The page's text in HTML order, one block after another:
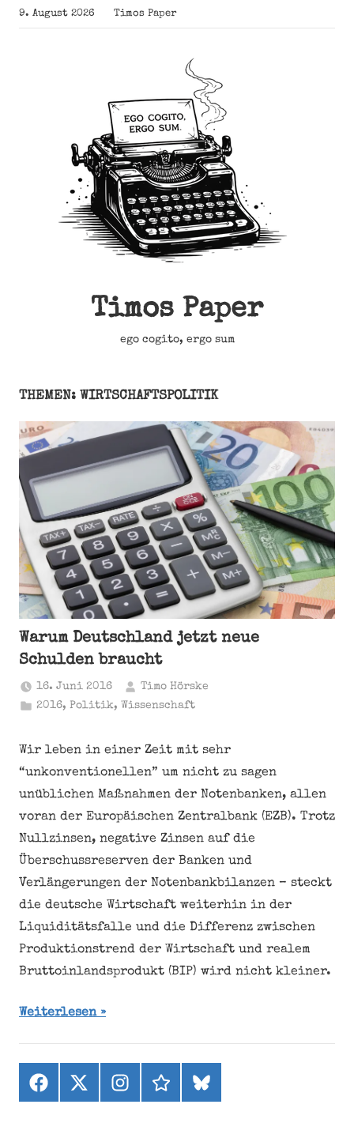
Zum
Inhalt
9. August 2026 Timos Paper
Timos Paper
ego cogito, ergo sum
THEMEN: WIRTSCHAFTSPOLITIK
Warum Deutschland jetzt neue
Schulden braucht
16. Juni 2016
Timo Hörske
2016,Politik, Wissenschaft
Wir leben in einer Zeit mit sehr
“unkonventionellen” um nicht zu sagen
unüblichen Maßnahmen der Notenbanken, allen
voran der Europäischen Zentralbank (EZB). Trotz
Nullzinsen, negative Zinsen auf die
Überschussreserven der Banken und
Verlängerungen der Notenbankbilanzen – steckt
die deutsche Wirtschaft weiterhin in der
Liquiditätsfalle und die Differenz zwischen
Produktionstrend der Wirtschaft und realem
Bruttoinlandsprodukt (BIP) wird nicht kleiner.
Weiterlesen
Facebook
X
(ehemals
Instagramthreadsbluesky